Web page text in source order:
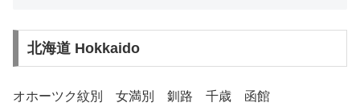
北海道 Hokkaido
オホーツク紋別 女満別 釧路 千歳 函館